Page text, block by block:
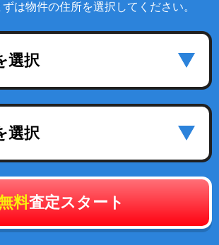
は物件の住所を選択してください。
選択
選択
料査定スタート